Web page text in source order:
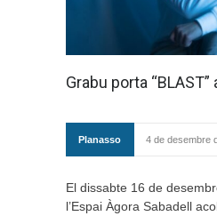
Grabu porta “BLAST”
Planasso 4 de desembre
El dissabte 16 de
l’Espai Àgora Sabadell